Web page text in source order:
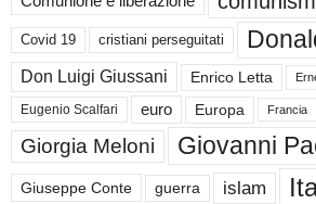
Covid 19 cristiani perseguitati
Don Luigi Giussani Enrico Letta
Eugenio Scalfari euro Europa Francia
Giorgia Meloni Giovanni
Giuseppe Conte guerra islam